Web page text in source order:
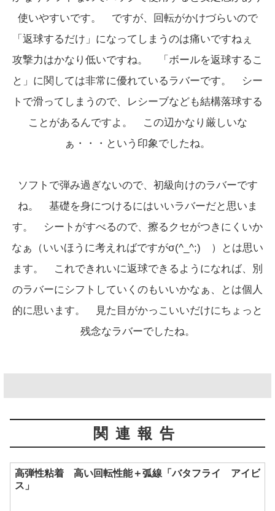
使いやすいです。 ですが、回転がかけづらいので
「返球するだけ」になってしまうのは痛いですねぇ
攻撃力はかなり低いですね。 「ボールを返球するこ
と」に関しては非常に優れているラバーです。 シー
トで滑ってしまうので、レシーブなども結構落球する
ことがあるんですよ。 この辺かなり厳しいな
ぁ・・・という印象でしたね。
ソフトで弾み過ぎないので、初級向けのラバーです
ね。 基礎を身につけるにはいいラバーだと思いま
す。 シートがすべるので、擦るクセがつきにくいか
なぁ（いいほうに考えればですがσ(^_^;) ）とは思い
ます。 これできれいに返球できるようになれば、別
のラバーにシフトしていくのもいいかなぁ、とは個人
的に思います。 見た目がかっこいいだけにちょっと
残念なラバーでしたね。
関連報告
高弾性粘着 高い回転性能＋弧線「バタフライ アイビ
ス」